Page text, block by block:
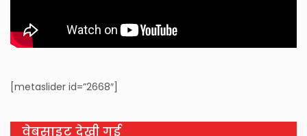
[metaslider id=”2668″]
वेबसाइट देखी गई